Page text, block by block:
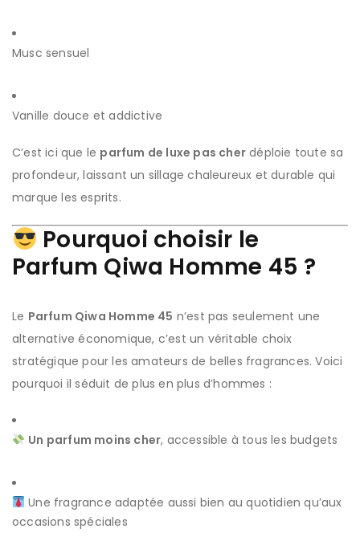
Musc sensuel
Vanille douce et addictive
C’est ici que le parfum de luxe pas cher déploie toute sa
profondeur, laissant un sillage chaleureux et durable qui
marque les esprits.
Pourquoi choisir le
Parfum Qiwa Homme 45 ?
Le Parfum Qiwa Homme 45 n’est pas seulement une
alternative économique, c’est un véritable choix
stratégique pour les amateurs de belles fragrances. Voici
pourquoi il séduit de plus en plus d’hommes :
Un parfum moins cher, accessible à tous les budgets
Une fragrance adaptée aussi bien au quotidien qu’aux
occasions spéciales